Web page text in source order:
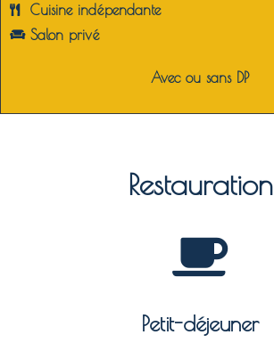
Cuisine indépendante
Salon privé
Avec ou sans DP
Restauration
Petit-déjeuner